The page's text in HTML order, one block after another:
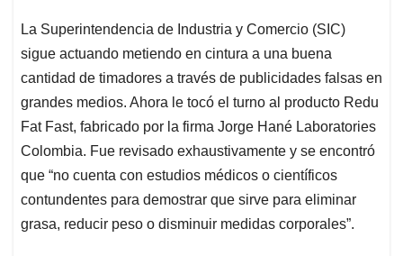
La Superintendencia de Industria y Comercio (SIC)
sigue actuando metiendo en cintura a una buena
cantidad de timadores a través de publicidades falsas en
grandes medios. Ahora le tocó el turno al producto Redu
Fat Fast, fabricado por la firma Jorge Hané Laboratories
Colombia. Fue revisado exhaustivamente y se encontró
que “no cuenta con estudios médicos o científicos
contundentes para demostrar que sirve para eliminar
grasa, reducir peso o disminuir medidas corporales”.